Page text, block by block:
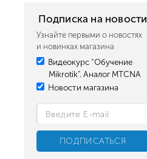
Подписка на новости
Узнайте первыми о новостях
и новинках магазина
Видеокурс "Обучение
Mikrotik". Аналог MTCNA
Новости магазина